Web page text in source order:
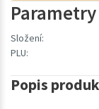
Složení:
PLU:
Popis